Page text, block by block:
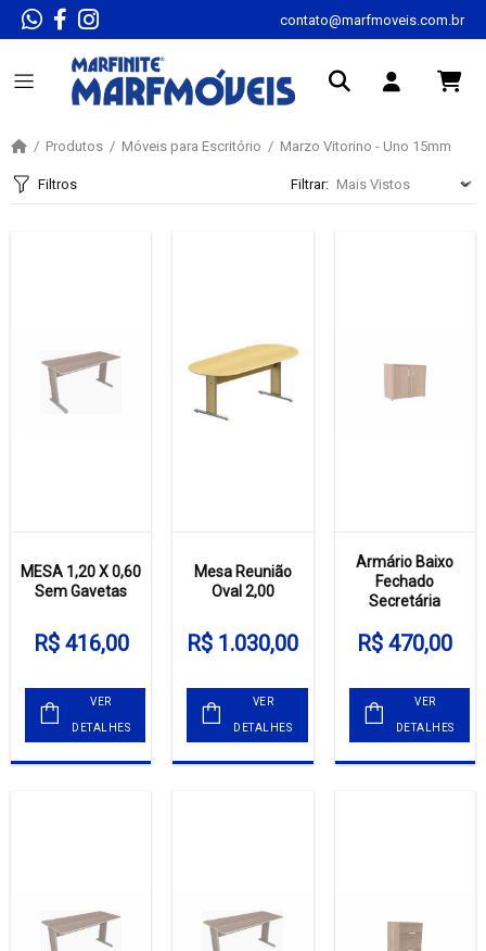
contato@marfmoveis.com.br
Produtos Móveis para Escritório Marzo Vitorino - Uno 15mm
Filtros Filtrar:
MESA 1,20 X 0,60
Sem Gavetas
R$ 416,00
VER
DETALHES
Mesa Reunião
Oval 2,00
R$ 1.030,00
VER
DETALHES
Armário Baixo
Fechado
Secretária
R$ 470,00
VER
DETALHES